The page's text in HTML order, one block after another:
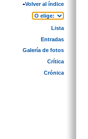
Volver al índice
Lista
Entradas
Galería de fotos
Crítica
Crónica